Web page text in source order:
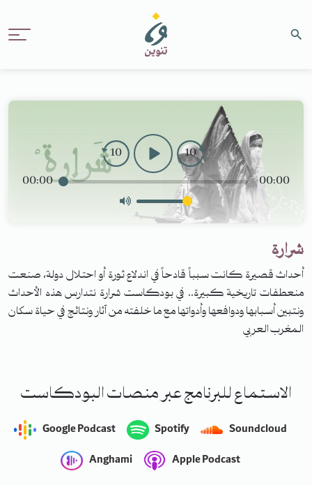
10
10
00:00
00:00
شرارة
أحداث قصيرة كانت سبباً قادحاً في اندلاع ثورة أو احتلال دولة، صنعت
منعطفات تاريخية كبيرة.. في بودكاست شرارة نتدارس هذه الأحداث
ونتبين أسبابها ودوافعها وأدواتها مع ما خلفته من آثار ونتائج في حياة سكان
المغرب العربي
الاستماع للبرنامج عبر منصات البودكاست
Soundcloud
Spotify
Google Podcast
Apple Podcast
Anghami